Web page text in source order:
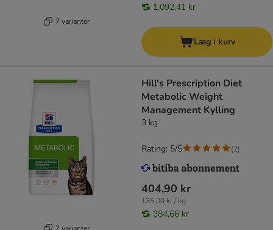
7 varianter
1.092,41 kr
Læg i kurv
7 varianter
Hill's Prescription Diet
Metabolic Weight
Management Kylling
3 kg
404,90 kr
135,00 kr / kg
384,66 kr
Rating: 5/5 (2)